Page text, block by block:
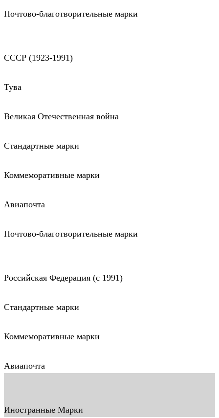
Почтово-благотворительные марки
СССР (1923-1991)
Тува
Великая Отечественная война
Стандартные марки
Коммеморативные марки
Авиапочта
Почтово-благотворительные марки
Российская Федерация (c 1991)
Стандартные марки
Коммеморативные марки
Авиапочта
Иностранные Марки